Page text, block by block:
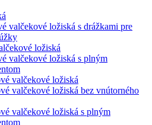
valčekové ložiská s drážkami pre
ložiská
valčekové ložiská s plným
valčekové ložiská
valčekové ložiská bez vnútorného
valčekové ložiská s plným